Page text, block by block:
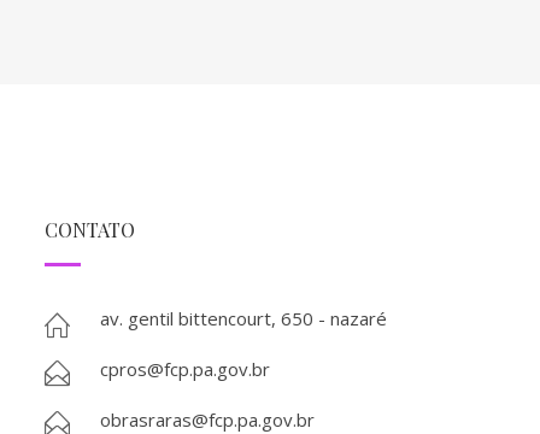
CONTATO
av. gentil bittencourt, 650 - nazaré
cpros@fcp.pa.gov.br
obrasraras@fcp.pa.gov.br